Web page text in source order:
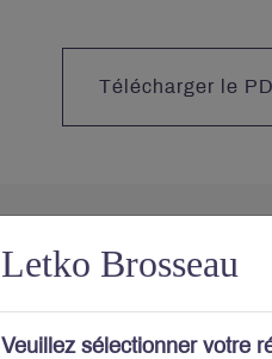
Letko Brosseau
Veuillez sélectionner votre
Télécharger le
Votre